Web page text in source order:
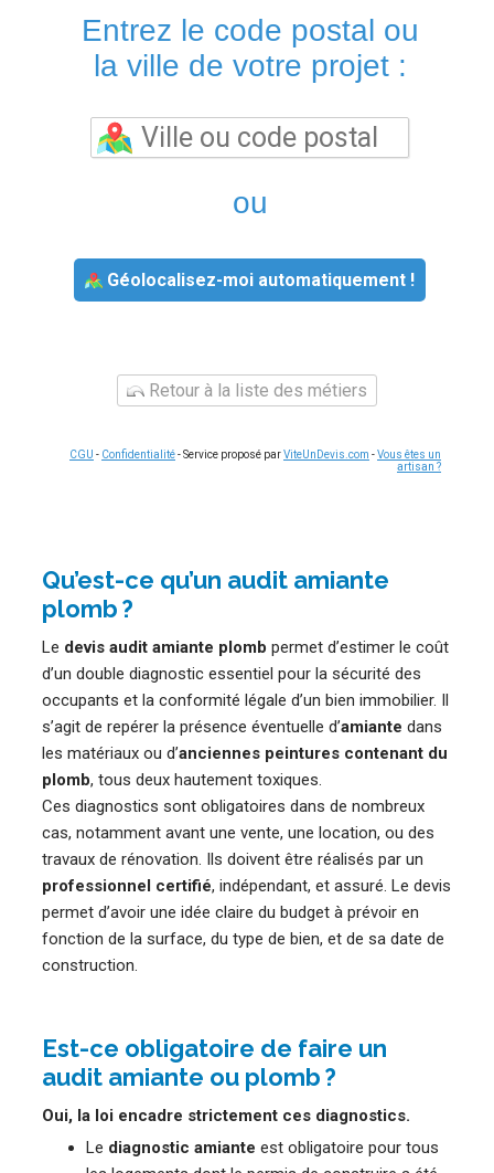
Entrez le code postal ou
la ville de votre projet :
ou
Géolocalisez-moi automatiquement !
Retour à la liste des métiers
CGU - Confidentialité- Service proposé parViteUnDevis.com -Vous êtes un
artisan ?
Qu’est-ce qu’un audit amiante
plomb ?
Le devis audit amiante plomb permet d’estimer le coût
d’un double diagnostic essentiel pour la sécurité des
occupants et la conformité légale d’un bien immobilier. Il
s’agit de repérer la présence éventuelle d’amiante dans
les matériaux ou d’anciennes peintures contenant du
plomb, tous deux hautement toxiques.
Ces diagnostics sont obligatoires dans de nombreux
cas, notamment avant une vente, une location, ou des
travaux de rénovation. Ils doivent être réalisés par un
professionnel certifié, indépendant, et assuré. Le devis
permet d’avoir une idée claire du budget à prévoir en
fonction de la surface, du type de bien, et de sa date de
construction.
Est-ce obligatoire de faire un
audit amiante ou plomb ?
Oui, la loi encadre strictement ces diagnostics.
Le diagnostic amiante est obligatoire pour tous